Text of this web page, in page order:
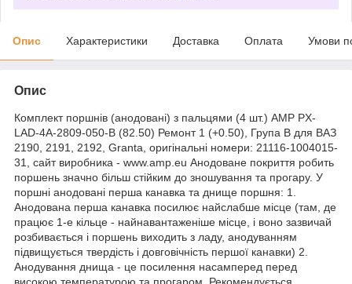
Опис Характеристики Доставка Оплата Умови
Опис
Комплект поршнів (анодовані) з пальцями (4 шт.) AMP PX-
LAD-4A-2809-050-B (82.50) Ремонт 1 (+0.50), Група B для ВАЗ
2190, 2191, 2192, Granta, оригінальні номери: 21116-1004015-
31, сайт виробника - www.amp.eu Анодоване покриття робить
поршень значно більш стійким до зношування та прогару. У
поршні анодовані перша канавка та днище поршня: 1.
Анодована перша канавка посилює найслабше місце (там, де
працює 1-е кільце - найнавантаженіше місце, і воно зазвичай
розбивається і поршень виходить з ладу, анодуванням
підвищується твердість і довговічність першої канавки) 2.
Анодування днища - це посилення насамперед перед
високою температурою та прогаром. Рекомендується